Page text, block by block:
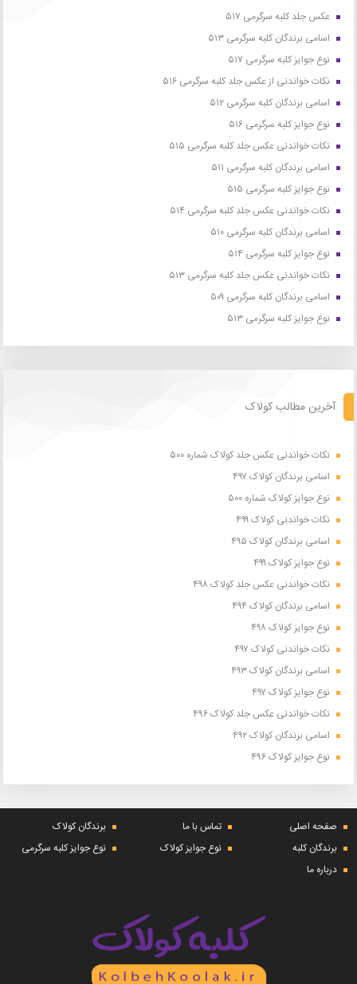
عکس جلد کلبه سرگرمی ۵۱۷
اسامی برندگان کلبه سرگرمی ۵۱۳
نوع جوایز کلبه سرگرمی ۵۱۷
نکات خواندنی از عکس جلد کلبه سرگرمی ۵۱۶
اسامی برندگان کلبه سرگرمی ۵۱۲
نوع جوایز کلبه سرگرمی ۵۱۶
نکات خواندنی عکس جلد کلبه سرگرمی ۵۱۵
اسامی برندگان کلبه سرگرمی ۵۱۱
نوع جوایز کلبه سرگرمی ۵۱۵
نکات خواندنی عکس جلد کلبه سرگرمی ۵۱۴
اسامی برندگان کلبه سرگرمی ۵۱۰
نوع جوایز کلبه سرگرمی ۵۱۴
نکات خواندنی عکس جلد کلبه سرگرمی ۵۱۳
اسامی برندگان کلبه سرگرمی ۵۰۹
نوع جوایز کلبه سرگرمی ۵۱۳
آخرین مطالب کولاک
نکات خواندنی عکس جلد کولاک شماره ۵۰۰
اسامی برندگان کولاک ۴۹۷
نوع جوایز کولاک شماره ۵۰۰
نکات خواندنی کولاک ۴۹۹
اسامی برندگان کولاک ۴۹۵
نوع جوایز کولاک ۴۹۹
نکات خواندنی عکس جلد کولاک ۴۹۸
اسامی برندگان کولاک ۴۹۴
نوع جوایز کولاک ۴۹۸
نکات خواندنی کولاک ۴۹۷
اسامی برندگان کولاک ۴۹۳
نوع جوایز کولاک ۴۹۷
نکات خواندنی عکس جلد کولاک ۴۹۶
اسامی برندگان کولاک ۴۹۲
نوع جوایز کولاک ۴۹۶
صفحه اصلی تماس با ما
برندگان کولاک
برندگان کلبه
نوع جوایز کولاک
نوع جوایز کلبه سرگرمی
درباره ما